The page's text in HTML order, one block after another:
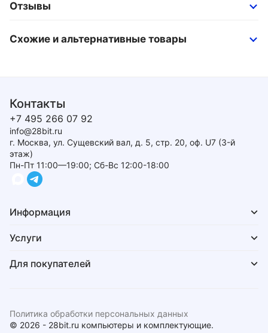
Отзывы
Схожие и альтернативные товары
Контакты
+7 495 266 07 92
info@28bit.ru
г. Москва, ул. Сущевский вал, д. 5, стр. 20, оф. U7 (3-й
этаж)
Пн-Пт 11:00—19:00; Сб-Вс 12:00-18:00
Информация
Услуги
Для покупателей
© 2026 - 28bit.ru компьютеры и комплектующие.
Политика обработки персональных данных